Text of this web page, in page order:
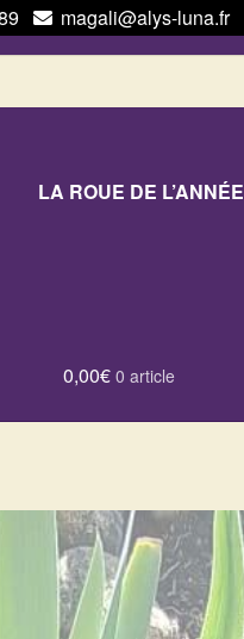
magali@alys-luna.fr
LA ROUE DE L’ANNÉE
0,00€ 0 article